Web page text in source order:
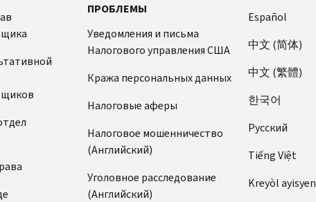
ПРОБЛЕМЫ
Уведомления и письма
Налогового управления США
Кража персональных данных
Налоговые аферы
Налоговое мошенничество
(Английский)
Уголовное расследование
(Английский)
Español
中文 (简体)
中文 (繁體)
한국어
Pусский
Tiếng Việt
Kreyòl ayisyen